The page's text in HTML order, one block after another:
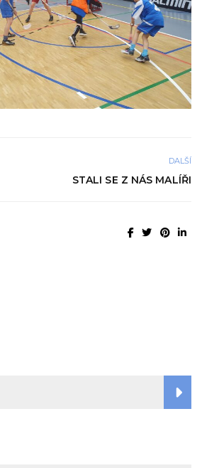
DALŠÍ
STALI SE Z NÁS MALÍŘI